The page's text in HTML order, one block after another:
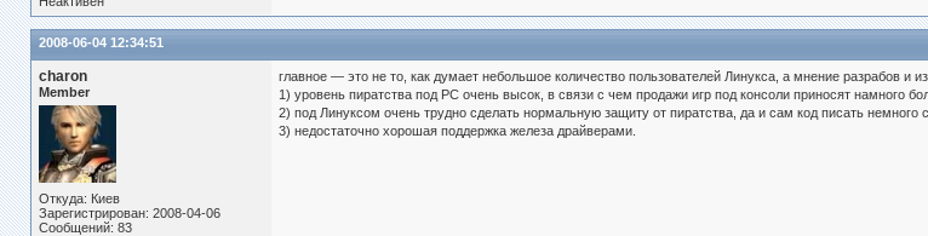
2008-06-04 12:34:51
charon
Member
Откуда: Киев
Зарегистрирован: 2008-04-06
Сообщений: 83
главное — это не то, как думает небольшое количество пользователей Линукса, а мнение разрабов и
1) уровень пиратства под РС очень высок, в связи с чем продажи игр под консоли приносят намного
2) под Линуксом очень трудно сделать нормальную защиту от пиратства, да и сам код писать
3) недостаточно хорошая поддержка железа драйверами.